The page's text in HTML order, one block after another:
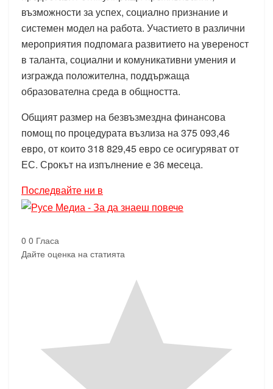
възможности за успех, социално признание и
системен модел на работа. Участието в различни
мероприятия подпомага развитието на увереност
в таланта, социални и комуникативни умения и
изгражда положителна, поддържаща
образователна среда в общността.
Общият размер на безвъзмездна финансова
помощ по процедурата възлиза на 375 093,46
евро, от които 318 829,45 евро се осигуряват от
ЕС. Срокът на изпълнение е 36 месеца.
Последвайте ни в
0 0 Гласа
Дайте оценка на статията